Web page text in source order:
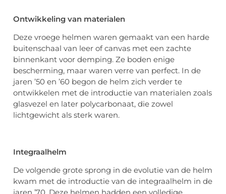
Ontwikkeling van materialen
Deze vroege helmen waren gemaakt van een harde
buitenschaal van leer of canvas met een zachte
binnenkant voor demping. Ze boden enige
bescherming, maar waren verre van perfect. In de
jaren ’50 en ’60 begon de helm zich verder te
ontwikkelen met de introductie van materialen zoals
glasvezel en later polycarbonaat, die zowel
lichtgewicht als sterk waren.
Integraalhelm
De volgende grote sprong in de evolutie van de helm
kwam met de introductie van de integraalhelm in de